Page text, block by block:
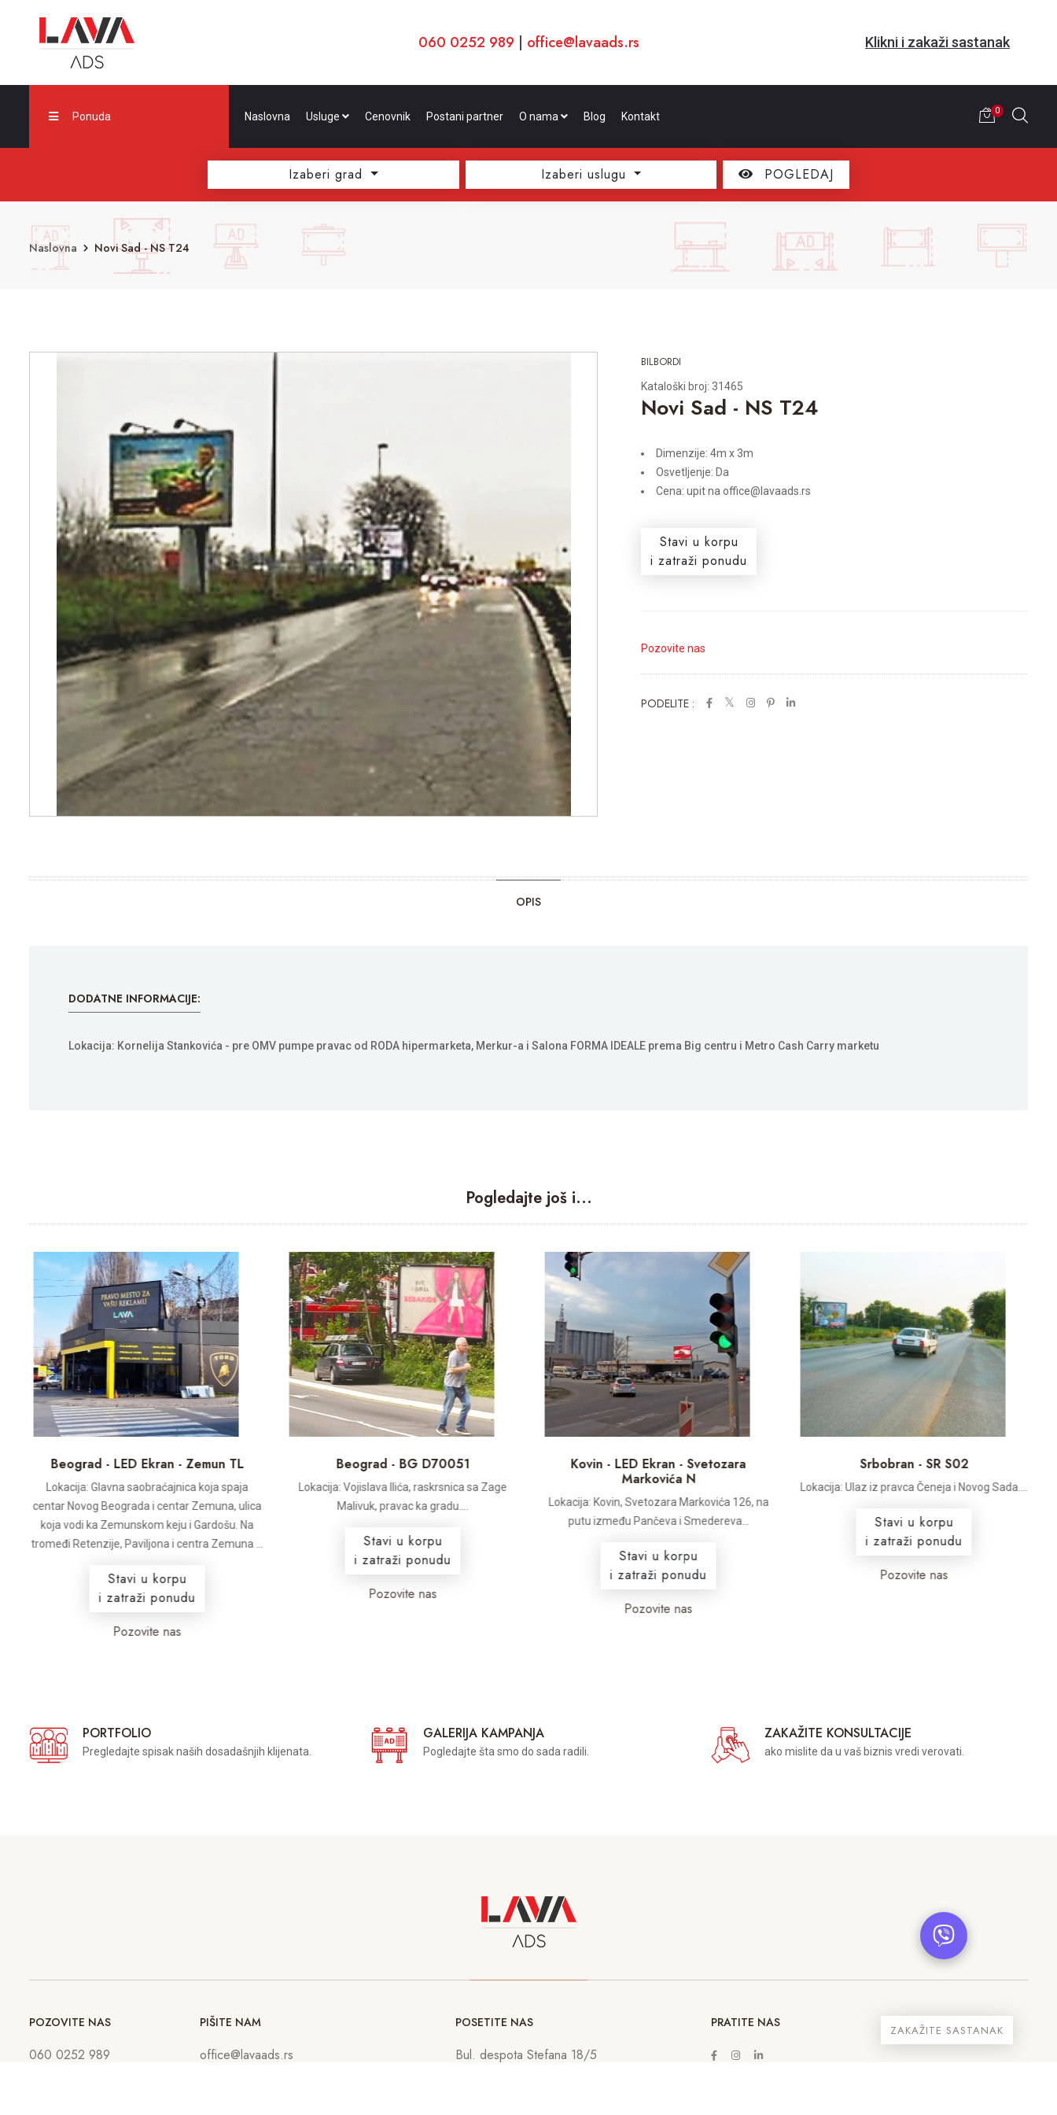
060 0252 989 | office@lavaads.rs Klikni i zakaži sastanak
Ponuda Naslovna Usluge Cenovnik Postani partner O nama Blog Kontakt 0
Izaberi grad Izaberi uslugu POGLEDAJ
Naslovna Novi Sad - NS T24
BILBORDI
Kataloški broj: 31465
Novi Sad - NS T24
Dimenzije: 4m x 3m
Osvetljenje: Da
Cena: upit na office@lavaads.rs
Stavi u korpu
i zatraži ponudu
Pozovite nas
PODELITE :
OPIS
DODATNE INFORMACIJE:
Lokacija: Kornelija Stankovića - pre OMV pumpe pravac od RODA hipermarketa, Merkur-a i Salona FORMA IDEALE prema Big centru i Metro Cash Carry marketu
Pogledajte još i...
Beograd - LED Ekran - Zemun TL
Lokacija: Glavna saobraćajnica koja spaja
centar Novog Beograda i centar Zemuna, ulica
koja vodi ka Zemunskom keju i Gardošu. Na
tromeđi Retenzije, Paviljona i centra Zemuna ...
Stavi u korpu
i zatraži ponudu
Pozovite nas
Beograd - BG D70051
Lokacija: Vojislava Ilića, raskrsnica sa Zage
Malivuk, pravac ka gradu....
Stavi u korpu
i zatraži ponudu
Pozovite nas
Kovin - LED Ekran - Svetozara
Markovića N
Lokacija: Kovin, Svetozara Markovića 126, na
putu između Pančeva i Smedereva...
Stavi u korpu
i zatraži ponudu
Pozovite nas
Srbobran - SR S02
Lokacija: Ulaz iz pravca Čeneja i Novog Sada....
Stavi u korpu
i zatraži ponudu
Pozovite nas
PORTFOLIO
Pregledajte spisak naših dosadašnjih klijenata.
GALERIJA KAMPANJA
Pogledajte šta smo do sada radili.
ZAKAŽITE KONSULTACIJE
ako mislite da u vaš biznis vredi verovati.
POZOVITE NAS
060 0252 989
PIŠITE NAM
office@lavaads.rs
POSETITE NAS
Bul. despota Stefana 18/5
PRATITE NAS
ZAKAŽITE SASTANAK